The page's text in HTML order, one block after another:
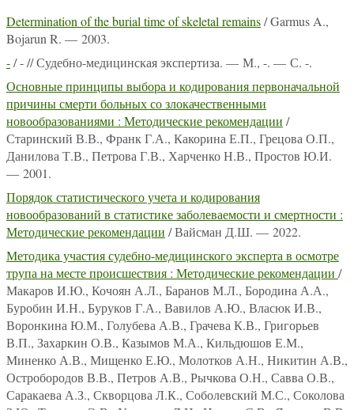
Determination of the burial time of skeletal remains/ Garmus A.,
Bojarun R. — 2003.
-/ - // Судебно-медицинская экспертиза. — М., -. — С. -.
Основные принципы выбора и кодирования первоначальной
причины смерти больных со злокачественными
новообразованиями : Методические рекомендации /
Старинский В.В., Франк Г.А., Какорина Е.П., Грецова О.П.,
Данилова Т.В., Петрова Г.В., Харченко Н.В., Простов Ю.И.
— 2001.
Порядок статистического учета и кодирования
новообразований в статистике заболеваемости и смертности :
Методические рекомендации / Вайсман Д.Ш. — 2022.
Методика участия судебно-медицинского эксперта в осмотре
трупа на месте происшествия : Методические рекомендации /
Макаров И.Ю., Кочоян А.Л., Баранов М.Л., Бородина А.А.,
Буробин И.Н., Буруков Г.А., Вавилов А.Ю., Власюк И.В.,
Воронкина Ю.М., Голубева А.В., Грачева К.В., Григорьев
В.П., Захаркин О.В., Казымов М.А., Кильдюшов Е.М.,
Миненко А.В., Мищенко Е.Ю., Молотков А.Н., Никитин А.В.,
Остробородов В.В., Петров А.В., Рычкова О.Н., Савва О.В.,
Саракаева А.З., Скворцова Л.К., Соболевский М.С., Соколова